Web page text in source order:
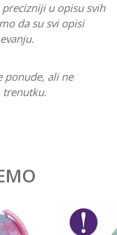
u opisu svih
da su svi opisi
ponude, ali ne
trenutku.